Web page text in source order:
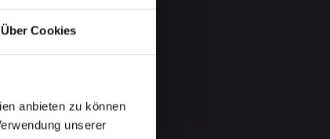
Über Cookies
anbieten zu können
unserer